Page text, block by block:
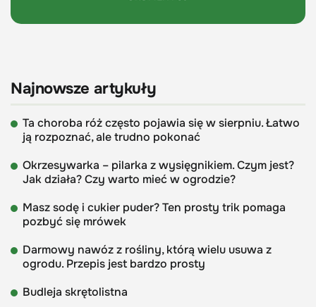
Najnowsze artykuły
Ta choroba róż często pojawia się w sierpniu. Łatwo
ją rozpoznać, ale trudno pokonać
Okrzesywarka – pilarka z wysięgnikiem. Czym jest?
Jak działa? Czy warto mieć w ogrodzie?
Masz sodę i cukier puder? Ten prosty trik pomaga
pozbyć się mrówek
Darmowy nawóz z rośliny, którą wielu usuwa z
ogrodu. Przepis jest bardzo prosty
Budleja skrętolistna